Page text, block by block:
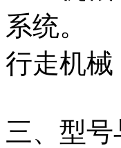
系统。
行走机
三、型